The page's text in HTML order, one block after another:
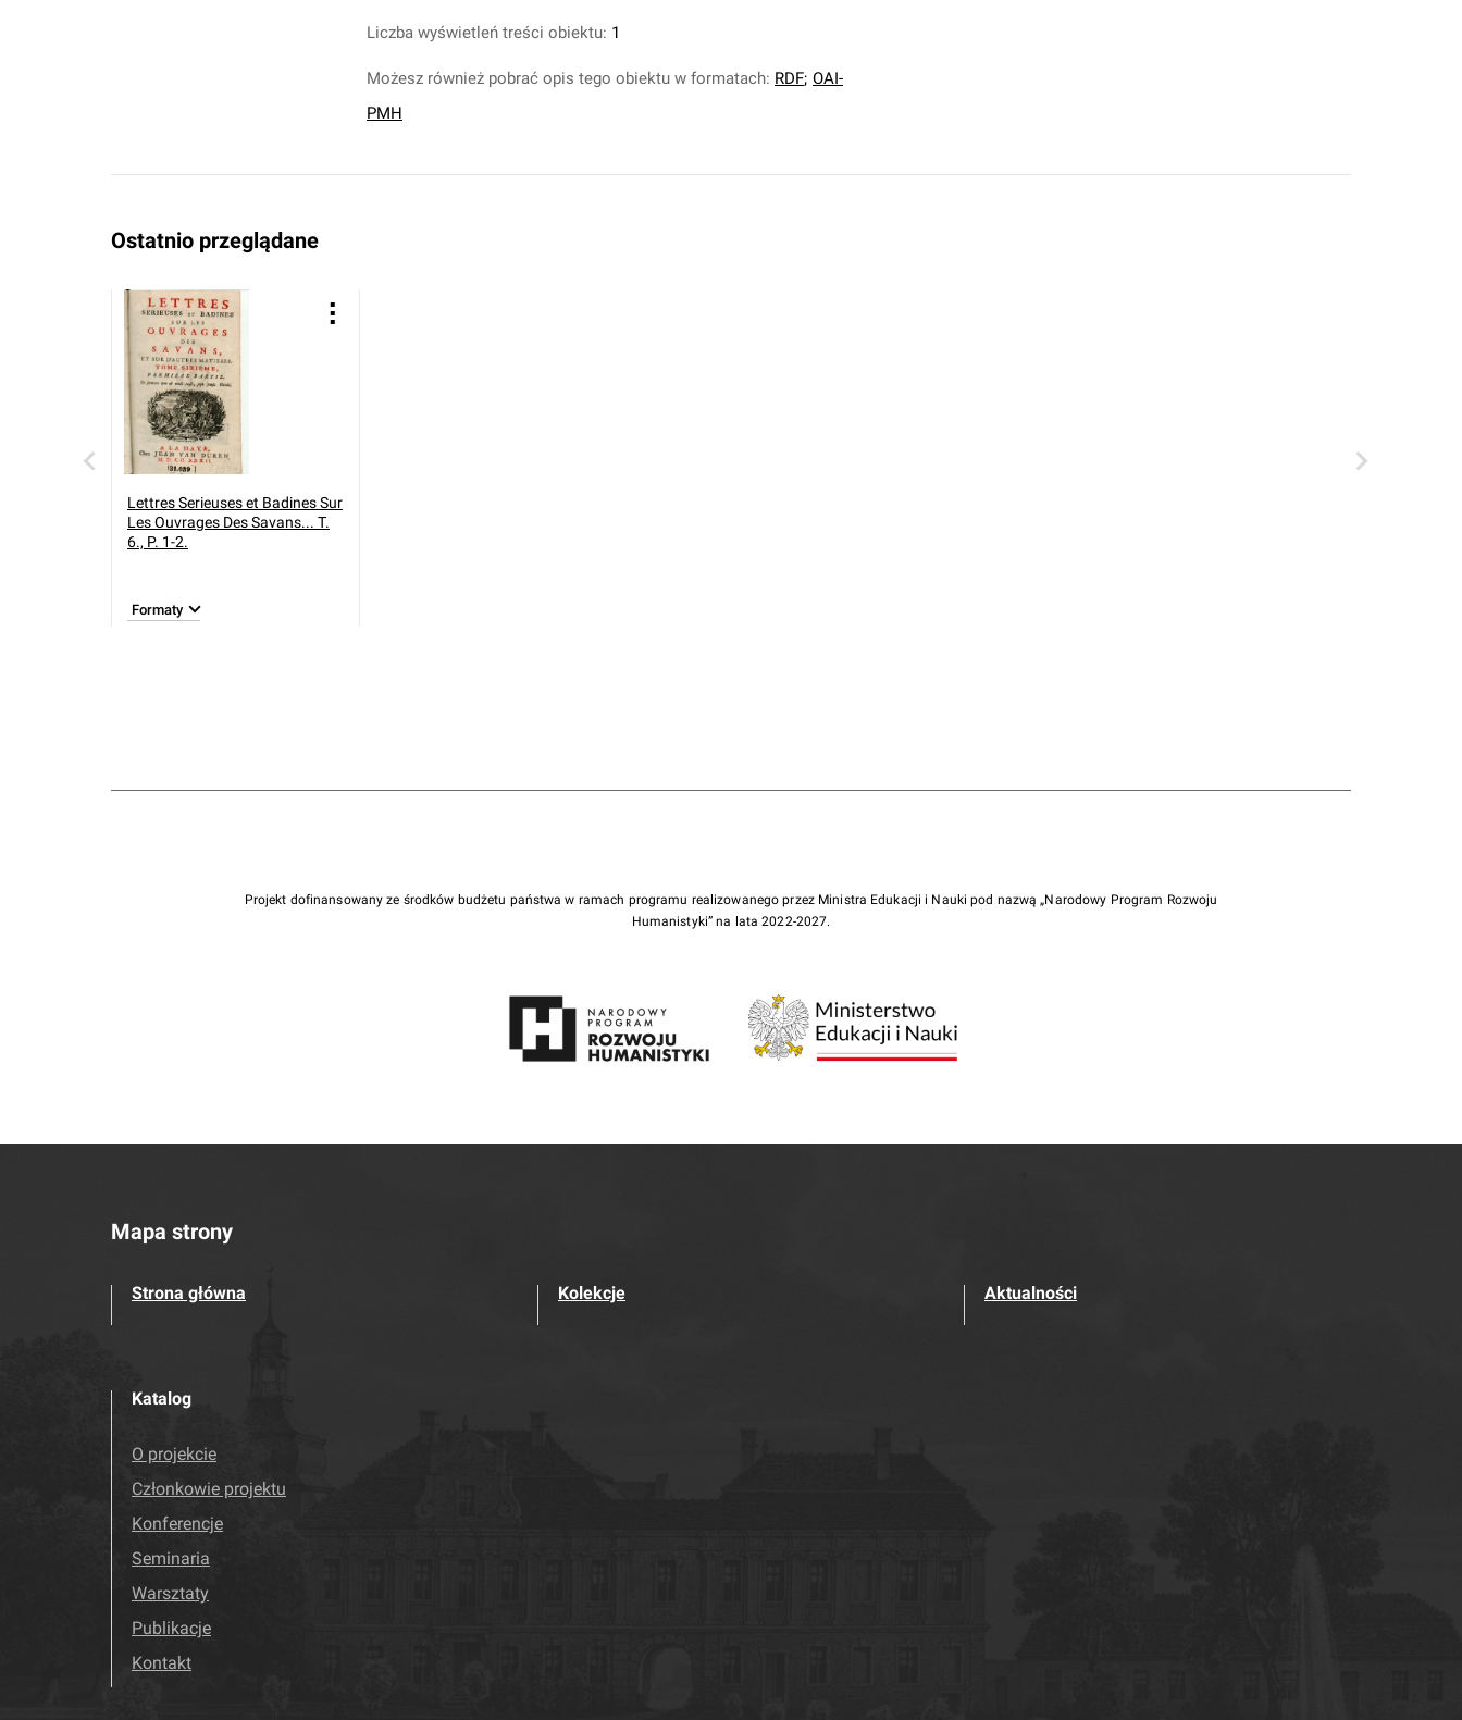
Liczba wyświetleń treści obiektu: 1
Możesz również pobrać opis tego obiektu w formatach: RDF; OAI-
PMH
Ostatnio przeglądane
Lettres Serieuses et Badines Sur
Les Ouvrages Des Savans... T.
6., P. 1-2.
Formaty
Projekt dofinansowany ze środków budżetu państwa w ramach programu realizowanego przez Ministra Edukacji i Nauki pod nazwą „Narodowy Program Rozwoju
Humanistyki” na lata 2022-2027.
Mapa strony
Strona główna Kolekcje Aktualności
Katalog
O projekcie
Członkowie projektu
Konferencje
Seminaria
Warsztaty
Publikacje
Kontakt